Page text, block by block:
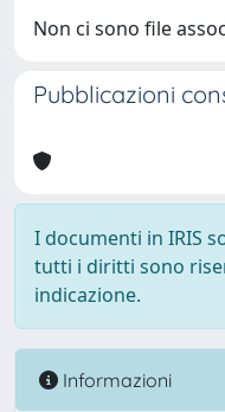
Non ci sono file
Pubblicazioni
I documenti in IRIS
tutti i diritti sono
indicazione.
Informazioni